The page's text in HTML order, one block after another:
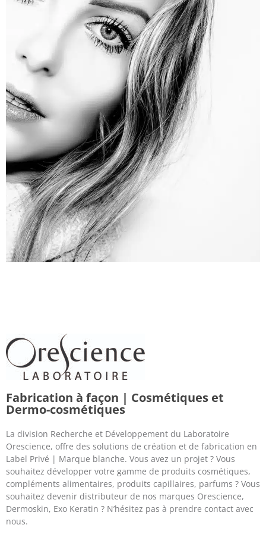
Fabrication à façon | Cosmétiques et
Dermo-cosmétiques
La division Recherche et Développement du Laboratoire
Orescience, offre des solutions de création et de fabrication en
Label Privé | Marque blanche. Vous avez un projet ? Vous
souhaitez développer votre gamme de produits cosmétiques,
compléments alimentaires, produits capillaires, parfums ? Vous
souhaitez devenir distributeur de nos marques Orescience,
Dermoskin, Exo Keratin ? N’hésitez pas à prendre contact avec
nous.